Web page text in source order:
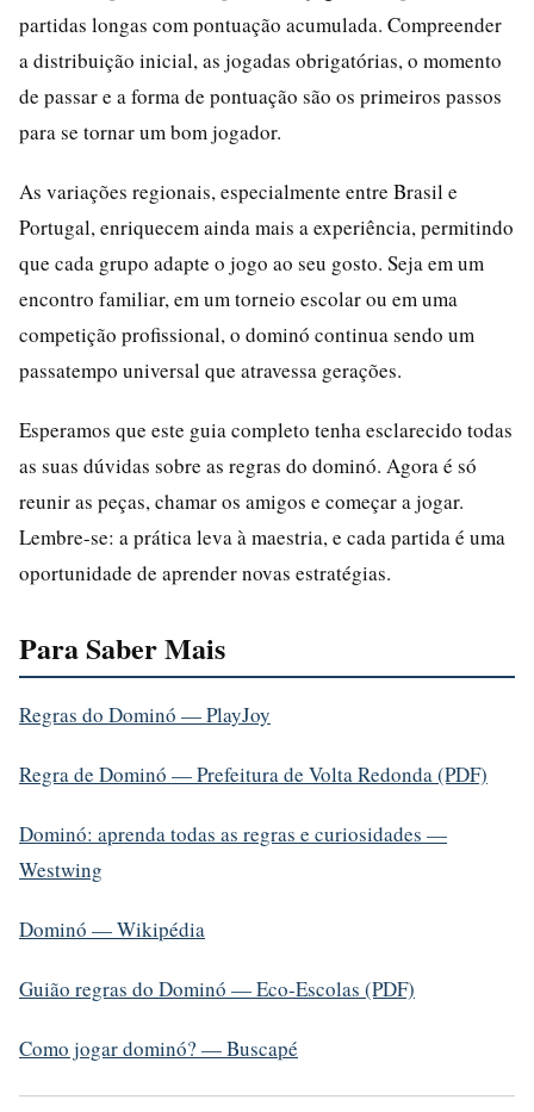
partidas longas com pontuação acumulada. Compreender
a distribuição inicial, as jogadas obrigatórias, o momento
de passar e a forma de pontuação são os primeiros passos
para se tornar um bom jogador.
As variações regionais, especialmente entre Brasil e
Portugal, enriquecem ainda mais a experiência, permitindo
que cada grupo adapte o jogo ao seu gosto. Seja em um
encontro familiar, em um torneio escolar ou em uma
competição profissional, o dominó continua sendo um
passatempo universal que atravessa gerações.
Esperamos que este guia completo tenha esclarecido todas
as suas dúvidas sobre as regras do dominó. Agora é só
reunir as peças, chamar os amigos e começar a jogar.
Lembre-se: a prática leva à maestria, e cada partida é uma
oportunidade de aprender novas estratégias.
Para Saber Mais
Regras do Dominó — PlayJoy
Regra de Dominó — Prefeitura de Volta Redonda (PDF)
Dominó: aprenda todas as regras e curiosidades —
Westwing
Dominó — Wikipédia
Guião regras do Dominó — Eco-Escolas (PDF)
Como jogar dominó? — Buscapé